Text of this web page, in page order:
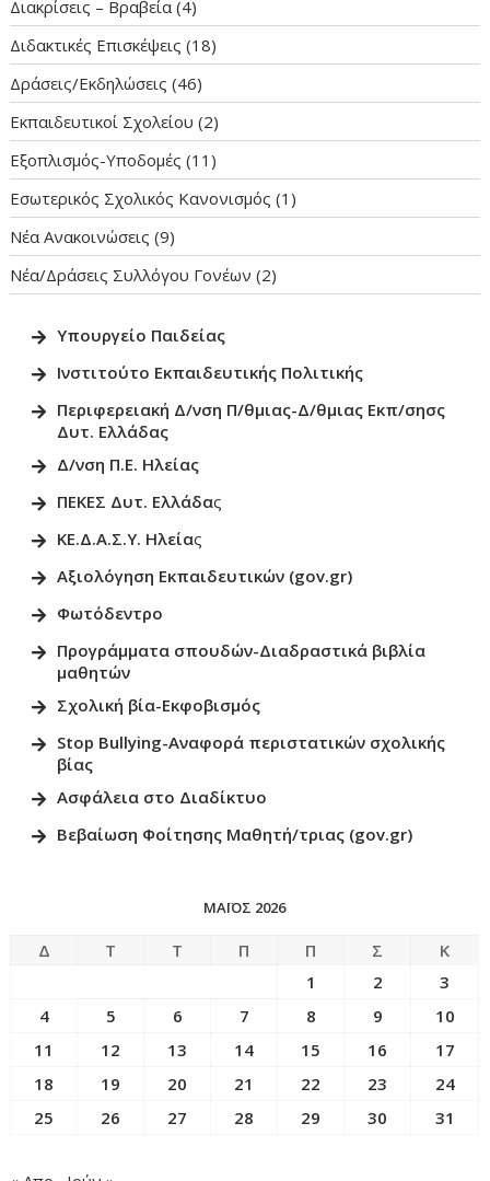
Διακρίσεις – Βραβεία (4)
Διδακτικές Επισκέψεις (18)
Δράσεις/Εκδηλώσεις (46)
Εκπαιδευτικοί Σχολείου (2)
Εξοπλισμός-Υποδομές (11)
Εσωτερικός Σχολικός Κανονισμός (1)
Νέα Ανακοινώσεις (9)
Νέα/Δράσεις Συλλόγου Γονέων (2)
Υπουργείο Παιδείας
Ινστιτούτο Εκπαιδευτικής Πολιτικής
Περιφερειακή Δ/νση Π/θμιας-Δ/θμιας Εκπ/σησς
Δυτ. Ελλάδας
Δ/νση Π.Ε. Ηλείας
ΠΕΚΕΣ Δυτ. Ελλάδας
ΚΕ.Δ.Α.Σ.Υ. Ηλείας
Αξιολόγηση Εκπαιδευτικών (gov.gr)
Φωτόδεντρο
Προγράμματα σπουδών-Διαδραστικά βιβλία
μαθητών
Σχολική βία-Εκφοβισμός
Stop Bullying-Αναφορά περιστατικών σχολικής
βίας
Ασφάλεια στο Διαδίκτυο
Βεβαίωση Φοίτησης Μαθητή/τριας (gov.gr)
ΜΆΙΟΣ 2026
Δ Τ Τ Π Π Σ
Κ
1
2
3
4
5 6 7 8 9
10
11
12 13 14 15 16
17
18
19 20 21 22 23
24
25
26 27 28 29 30 31